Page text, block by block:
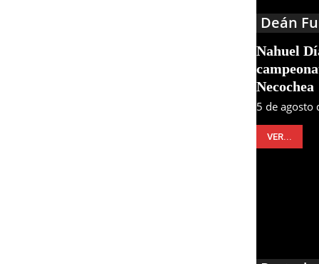
Deán
Nahuel
Necochea
5 de agosto
VER...